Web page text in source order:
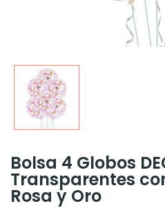
Bolsa 4 Globos
Transparentes
Rosa y Oro